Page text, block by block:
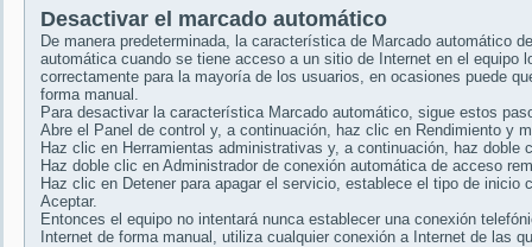
Desactivar el marcado automático
De manera predeterminada, la característica de Marcado automático
automática cuando se tiene acceso a un sitio de Internet en el equipo
correctamente para la mayoría de los usuarios, en ocasiones puede
forma manual.
Para desactivar la característica Marcado automático, sigue estos
Abre el Panel de control y, a continuación, haz clic en Rendimiento y
Haz clic en Herramientas administrativas y, a continuación, haz doble
Haz doble clic en Administrador de conexión automática de acceso
Haz clic en Detener para apagar el servicio, establece el tipo de
Aceptar.
Entonces el equipo no intentará nunca establecer una conexión
Internet de forma manual, utiliza cualquier conexión a Internet de las